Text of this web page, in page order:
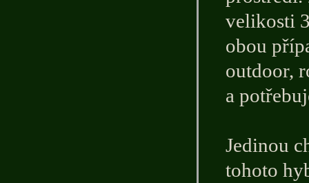
velikosti
obou
outdoor,
a
Jedinou
tohoto